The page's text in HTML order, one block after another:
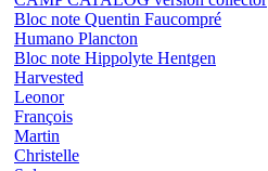
Bloc note Quentin Faucompré
Humano Plancton
Bloc note Hippolyte Hentgen
Harvested
Leonor
François
Martin
Christelle